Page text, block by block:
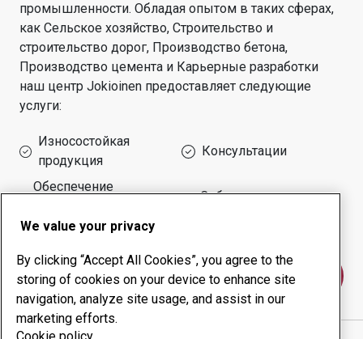
промышленности. Обладая опытом в таких сферах,
как Сельское хозяйство, Строительство и
строительство дорог, Производство бетона,
Производство цемента и Карьерные разработки
наш центр Jokioinen предоставляет следующие
услуги:
Износостойкая
продукция
Консультации
Обеспечение
оборудования
Собственное
Свяжитесь с нами
We value your privacy
By clicking “Accept All Cookies”, you agree to the
storing of cookies on your device to enhance site
navigation, analyze site usage, and assist in our
marketing efforts.